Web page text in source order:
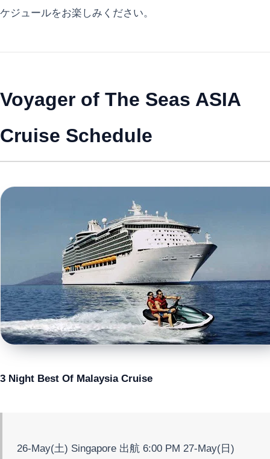
ケジュールをお楽しみください。
Voyager of The Seas ASIA
Cruise Schedule
3 Night Best Of Malaysia Cruise
26-May(土) Singapore 出航 6:00 PM 27-May(日)